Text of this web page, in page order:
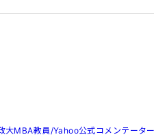
大MBA教員/Yahoo公式コメンテータ